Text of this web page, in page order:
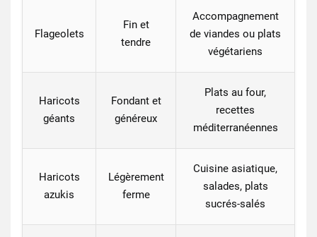
Flageolets
Fin et
tendre
Accompagnement
de viandes ou plats
végétariens
Haricots
géants
Fondant et
généreux
Plats au four,
recettes
méditerranéennes
Haricots
azukis
Légèrement
ferme
Cuisine asiatique,
salades, plats
sucrés-salés